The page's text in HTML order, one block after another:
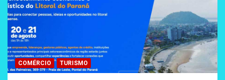
COMÉRCIO TURISMO